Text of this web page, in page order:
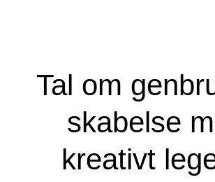
Tal om
skabelse
kreativt